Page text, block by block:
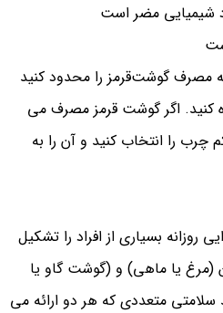
شیمیایی مضر است
مصرف گوشت‌قرمز را محدود کنید
کنید. اگر گوشت قرمز مصرف می
را انتخاب کنید و آن را به
بسیاری از افراد را تشکیل
(مرغ یا ماهی) و (گوشت گاو یا
سلامتی متعددی که هر دو ارائه می‌